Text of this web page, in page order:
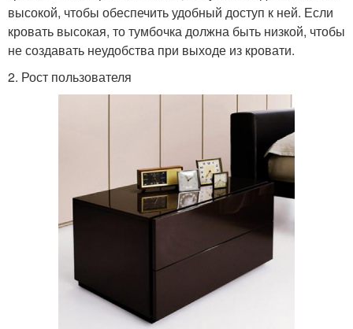
высокой, чтобы обеспечить удобный доступ к ней. Если
кровать высокая, то тумбочка должна быть низкой, чтобы
не создавать неудобства при выходе из кровати.
2. Рост пользователя